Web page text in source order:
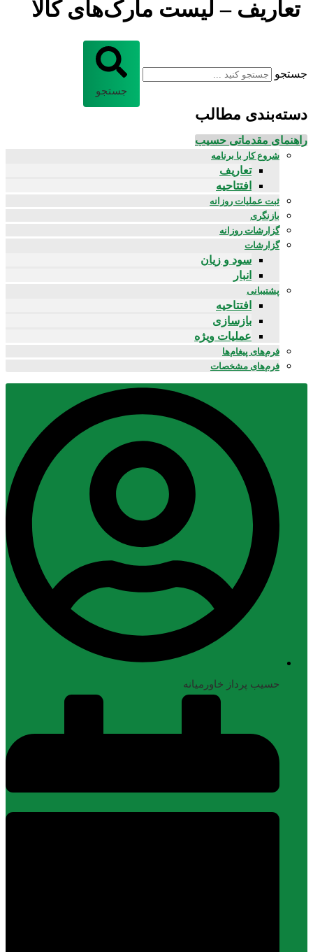
تعاریف – لیست مارک‌های کالا
جستجو
جستجو
دسته‌بندی مطالب
راهنمای مقدماتی حسیب
شروع کار با برنامه
تعاریف
افتتاحیه
ثبت عملیات روزانه
بازنگری
گزارشات روزانه
گزارشات
سود و زیان
انبار
پشتیبانی
افتتاحیه
بازسازی
عملیات ویژه
فرم‌های پیغام‌ها
فرم‌های مشخصات
حسیب پرداز خاورمیانه